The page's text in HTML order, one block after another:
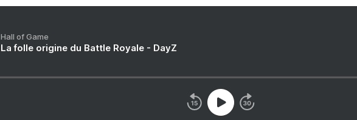
Hall of Game
La folle origine du Battle Royale - DayZ